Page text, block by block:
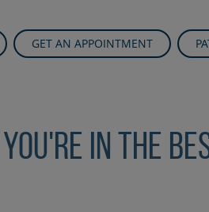
GET AN APPOINTMENT
You're in the